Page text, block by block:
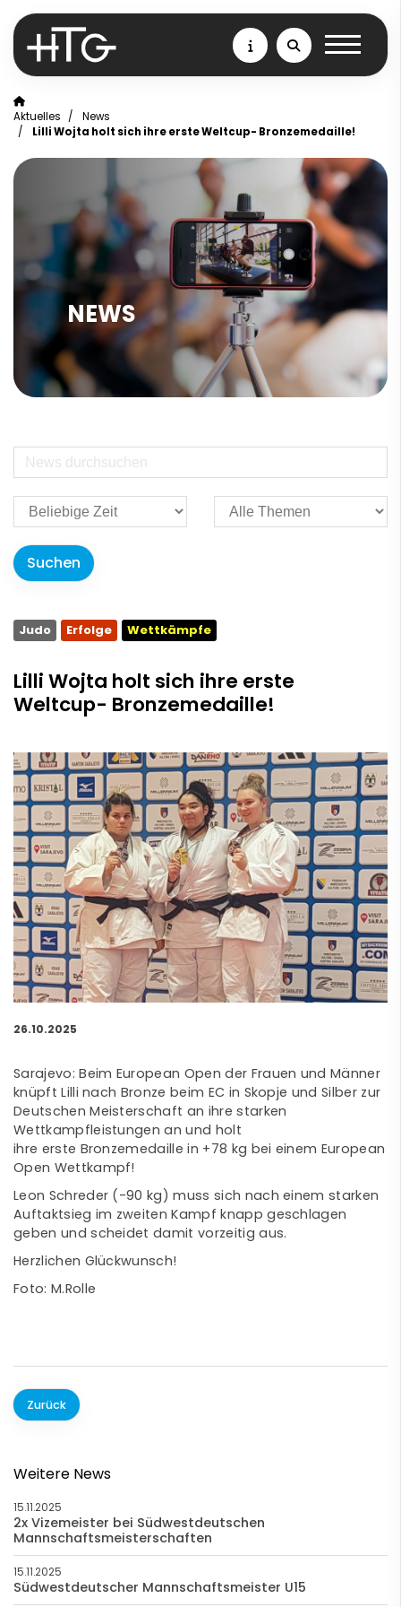
Aktuelles
News
Lilli Wojta holt sich ihre erste Weltcup- Bronzemedaille!
NEWS
Judo Erfolge Wettkämpfe
Lilli Wojta holt sich ihre erste
Weltcup- Bronzemedaille!
26.10.2025
Sarajevo: Beim European Open der Frauen und Männer
knüpft Lilli nach Bronze beim EC in Skopje und Silber zur
Deutschen Meisterschaft an ihre starken
Wettkampfleistungen an und holt
ihre erste Bronzemedaille in +78 kg bei einem European
Open Wettkampf!
Leon Schreder (-90 kg) muss sich nach einem starken
Auftaktsieg im zweiten Kampf knapp geschlagen
geben und scheidet damit vorzeitig aus.
Herzlichen Glückwunsch!
Foto: M.Rolle
Zurück
Weitere News
15.11.2025
2x Vizemeister bei Südwestdeutschen
Mannschaftsmeisterschaften
15.11.2025
Südwestdeutscher Mannschaftsmeister U15